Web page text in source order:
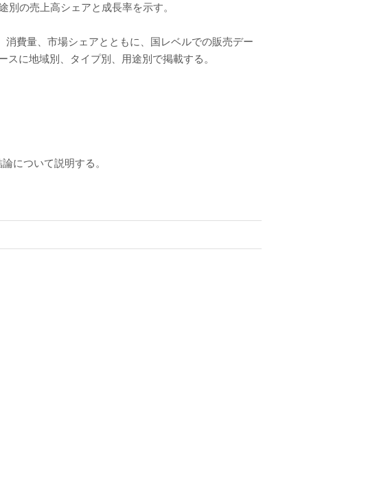
の売上高シェアと成長率を示す。
費量、市場シェアとともに、国レベルでの販売デー
に地域別、タイプ別、用途別で掲載する。
について説明する。